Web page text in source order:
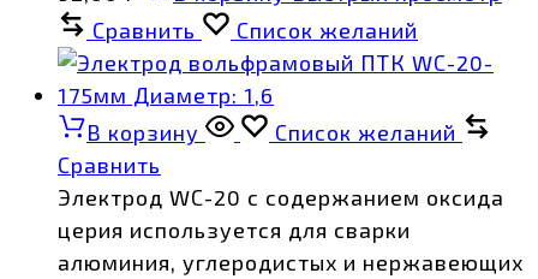
Сравнить
Список желаний
В корзину
Список желаний
Сравнить
Электрод WС-20 с содержанием оксида
церия используется для сварки
алюминия, углеродистых и нержавеющих